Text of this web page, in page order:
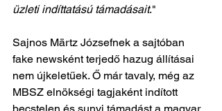
üzleti indíttatású támadásait."
Sajnos Märtz Józsefnek a sajtóban
fake newsként terjedő hazug állításai
nem újkeletűek. Ő már tavaly, még az
MBSZ elnökségi tagjaként indított